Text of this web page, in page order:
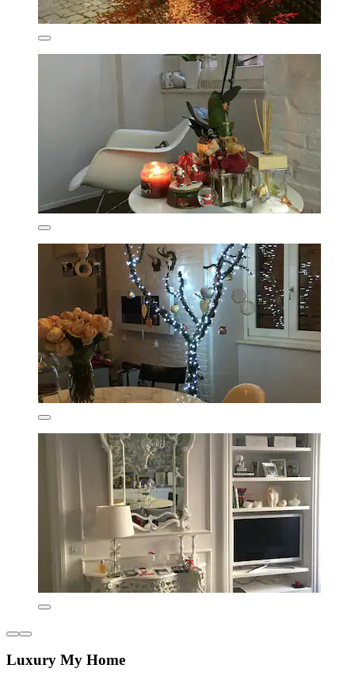
Luxury My Home